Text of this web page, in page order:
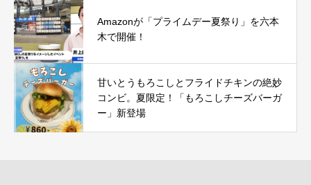
Amazonが「プライムデー夏祭り」を六本
木で開催！
甘いとうもろこしとフライドチキンの絶妙
コンビ。夏限定！「もろこしチーズバーガ
ー」新登場